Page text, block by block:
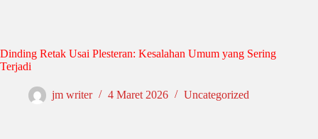
Dinding Retak Usai Plesteran: Kesalahan Umum yang Sering
Terjadi
jm writer 4 Maret 2026 Uncategorized